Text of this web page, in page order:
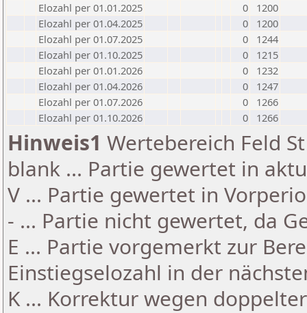
Elozahl per 01.01.2025
0
1200
Elozahl per 01.04.2025
0
1200
Elozahl per 01.07.2025
0
1244
Elozahl per 01.10.2025
0
1215
Elozahl per 01.01.2026
0
1232
Elozahl per 01.04.2026
0
1247
Elozahl per 01.07.2026
0
1266
Elozahl per 01.10.2026
0 1266
Hinweis1 Wertebereich Feld
blank ... Partie gewertet in
V ... Partie gewertet in
- ... Partie nicht gewertet, da
E ... Partie vorgemerkt zur
Einstiegselozahl in der
K ... Korrektur wegen